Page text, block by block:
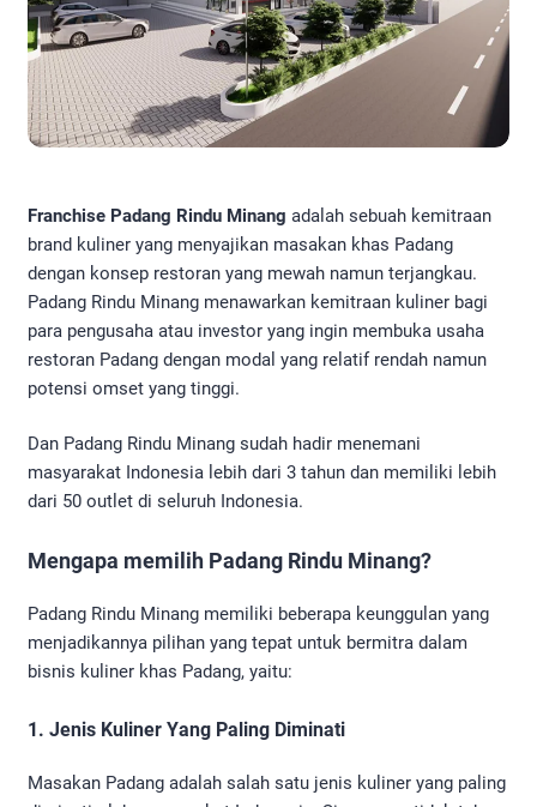
Franchise Padang Rindu Minang adalah sebuah kemitraan
brand kuliner yang menyajikan masakan khas Padang
dengan konsep restoran yang mewah namun terjangkau.
Padang Rindu Minang menawarkan kemitraan kuliner bagi
para pengusaha atau investor yang ingin membuka usaha
restoran Padang dengan modal yang relatif rendah namun
potensi omset yang tinggi.
Dan Padang Rindu Minang sudah hadir menemani
masyarakat Indonesia lebih dari 3 tahun dan memiliki lebih
dari 50 outlet di seluruh Indonesia.
Mengapa memilih Padang Rindu Minang?
Padang Rindu Minang memiliki beberapa keunggulan yang
menjadikannya pilihan yang tepat untuk bermitra dalam
bisnis kuliner khas Padang, yaitu:
1. Jenis Kuliner Yang Paling Diminati
Masakan Padang adalah salah satu jenis kuliner yang paling